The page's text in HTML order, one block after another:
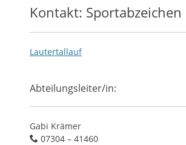
Kontakt: Sportabzeichen
Lautertallauf
Abteilungsleiter/in:
Gabi Krämer
07304 – 41460